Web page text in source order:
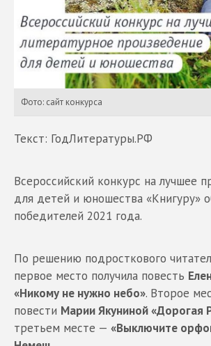
Фото: сайт конкурса
Текст: ГодЛитературы.РФ
Всероссийский конкурс на лучшее
для детей и юношества «Книгуру»
победителей 2021 года.
По решению подросткового
первое место получила повесть
«Никому не нужно небо». Второе
повести Марии Якуниной «Дорогая
третьем месте — «Выключите